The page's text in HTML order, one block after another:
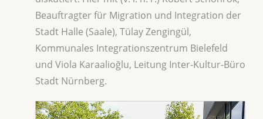
Beauftragter für Migration und Integration der
Stadt Halle (Saale), Tülay Zengingül,
Kommunales Integrationszentrum Bielefeld
und Viola Karaalioğlu, Leitung Inter-Kultur-Büro
Stadt Nürnberg.